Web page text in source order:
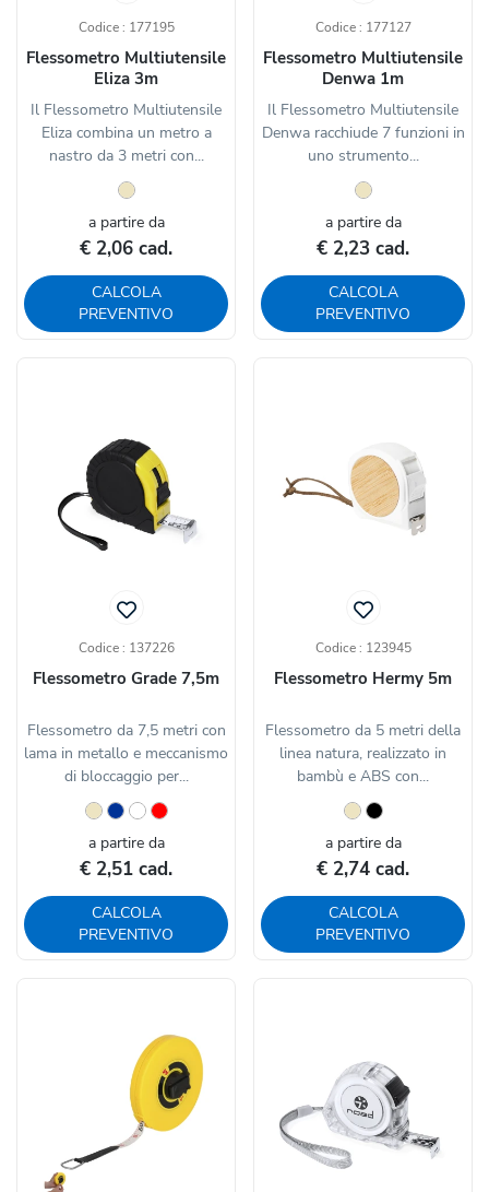
Codice : 177195
Flessometro Multiutensile
Eliza 3m
Il Flessometro Multiutensile
Eliza combina un metro a
nastro da 3 metri con...
a partire da
€ 2,06 cad.
CALCOLA
PREVENTIVO
Codice : 177127
Flessometro Multiutensile
Denwa 1m
Il Flessometro Multiutensile
Denwa racchiude 7 funzioni in
uno strumento...
a partire da
€ 2,23 cad.
CALCOLA
PREVENTIVO
Codice : 137226
Flessometro Grade 7,5m
Flessometro da 7,5 metri con
lama in metallo e meccanismo
di bloccaggio per...
a partire da
€ 2,51 cad.
CALCOLA
PREVENTIVO
Codice : 123945
Flessometro Hermy 5m
Flessometro da 5 metri della
linea natura, realizzato in
bambù e ABS con...
a partire da
€ 2,74 cad.
CALCOLA
PREVENTIVO